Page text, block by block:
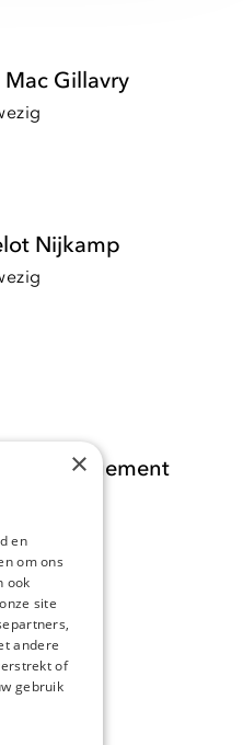
Mac Gillavry
Nijkamp
ons
×
en
om ons
ook
site
andere
of
gebruik